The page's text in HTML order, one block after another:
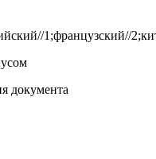
1;французский//
документа